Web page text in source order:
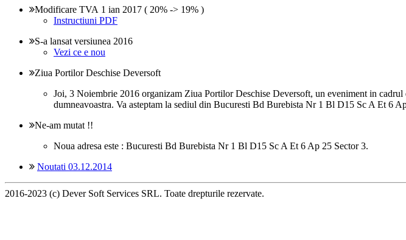
Modificare TVA 1 ian 2017 ( 20% -> 19% )
Instructiuni PDF
S-a lansat versiunea 2016
Vezi ce e nou
Ziua Portilor Deschise Deversoft
Joi, 3 Noiembrie 2016 organizam Ziua Portilor Deschise Deversoft, un eveniment in
dumneavoastra. Va asteptam la sediul din Bucuresti Bd Burebista Nr 1 Bl D15 Sc A Et 6
Ne-am mutat !!
Noua adresa este : Bucuresti Bd Burebista Nr 1 Bl D15 Sc A Et 6 Ap 25 Sector 3.
Noutati 03.12.2014
2016-2023 (c) Dever Soft Services SRL. Toate drepturile rezervate.